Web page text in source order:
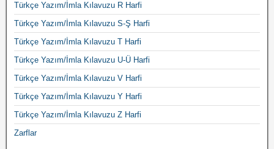
Türkçe Yazım/İmla Kılavuzu R Harfi
Türkçe Yazım/İmla Kılavuzu S-Ş Harfi
Türkçe Yazım/İmla Kılavuzu T Harfi
Türkçe Yazım/İmla Kılavuzu U-Ü Harfi
Türkçe Yazım/İmla Kılavuzu V Harfi
Türkçe Yazım/İmla Kılavuzu Y Harfi
Türkçe Yazım/İmla Kılavuzu Z Harfi
Zarflar